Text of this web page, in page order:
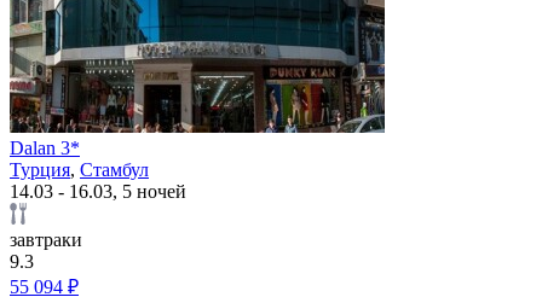
Dalan 3*
Турция, Стамбул
14.03 - 16.03, 5 ночей
завтраки
9.3
55 094 ₽